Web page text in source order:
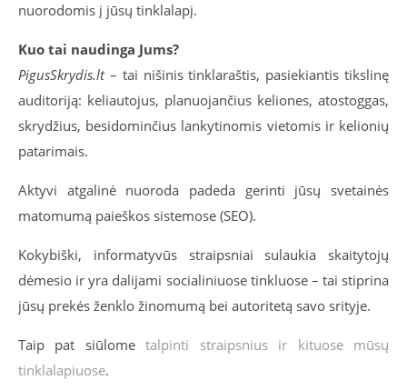
nuorodomis į jūsų tinklalapį.
Kuo tai naudinga Jums?
PigusSkrydis.lt– tai nišinis tinklaraštis, pasiekiantis tikslinę
auditoriją: keliautojus, planuojančius keliones, atostoggas,
skrydžius, besidominčius lankytinomis vietomis ir kelionių
patarimais.
Aktyvi atgalinė nuoroda padeda gerinti jūsų svetainės
matomumą paieškos sistemose (SEO).
Kokybiški, informatyvūs straipsniai sulaukia skaitytojų
dėmesio ir yra dalijami socialiniuose tinkluose – tai stiprina
jūsų prekės ženklo žinomumą bei autoritetą savo srityje.
Taip pat siūlometalpinti straipsnius ir kituose mūsų
tinklalapiuose.